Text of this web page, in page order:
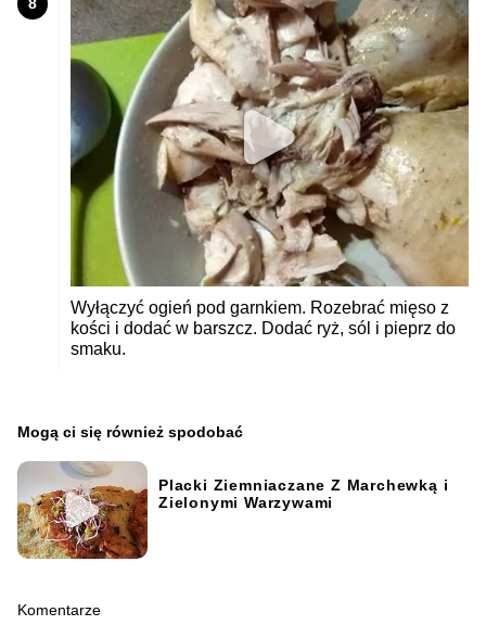
8
Wyłączyć ogień pod garnkiem. Rozebrać mięso z
kości i dodać w barszcz. Dodać ryż, sól i pieprz do
smaku.
Mogą ci się również spodobać
Placki Ziemniaczane Z Marchewką i
Zielonymi Warzywami
Komentarze